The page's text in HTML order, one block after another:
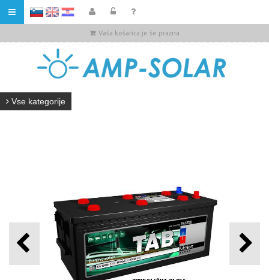
HR
Vaša košarica je še prazna
Vse kategorije